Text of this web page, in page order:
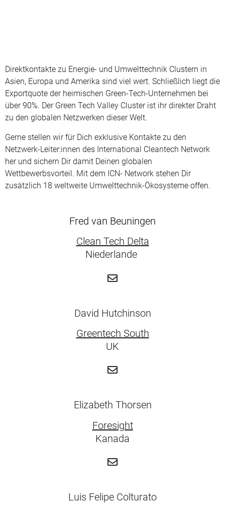
Direktkontakte zu Energie- und Umwelttechnik Clustern in
Asien, Europa und Amerika sind viel wert. Schließlich liegt die
Exportquote der heimischen Green-Tech-Unternehmen bei
über 90%. Der Green Tech Valley Cluster ist ihr direkter Draht
zu den globalen Netzwerken dieser Welt.
Gerne stellen wir für Dich exklusive Kontakte zu den
Netzwerk-Leiter:innen des International Cleantech Network
her und sichern Dir damit Deinen globalen
Wettbewerbsvorteil. Mit dem ICN- Network stehen Dir
zusätzlich 18 weltweite Umwelttechnik-Ökosysteme offen.
Fred van Beuningen
Clean Tech Delta
Niederlande
David Hutchinson
Greentech South
UK
Elizabeth Thorsen
Foresight
Kanada
Luis Felipe Colturato